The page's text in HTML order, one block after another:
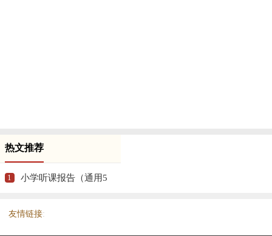
热文推荐
1 小学听课报告（通用5
友情链接: